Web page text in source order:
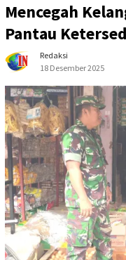
Mencegah
Pantau
Redaksi
18 Desember 2025